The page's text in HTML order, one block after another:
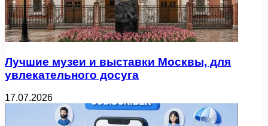
Лучшие музеи и выставки Москвы, для
увлекательного досуга
17.07.2026